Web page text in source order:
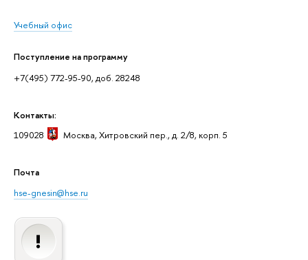
Учебный офис
Поступление на программу
+7(495) 772-95-90, доб. 28248
Контакты:
109028
Москва, Хитровский пер., д. 2/8, корп. 5
Почта
hse-gnesin@hse.ru